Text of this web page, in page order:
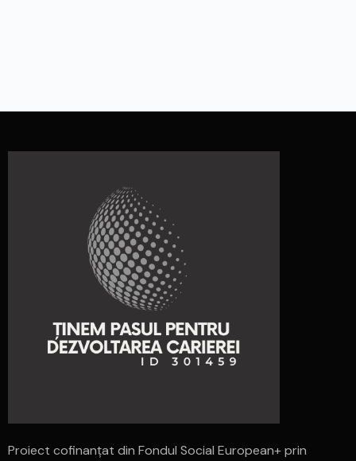
Proiect cofinanțat din Fondul Social European+ prin